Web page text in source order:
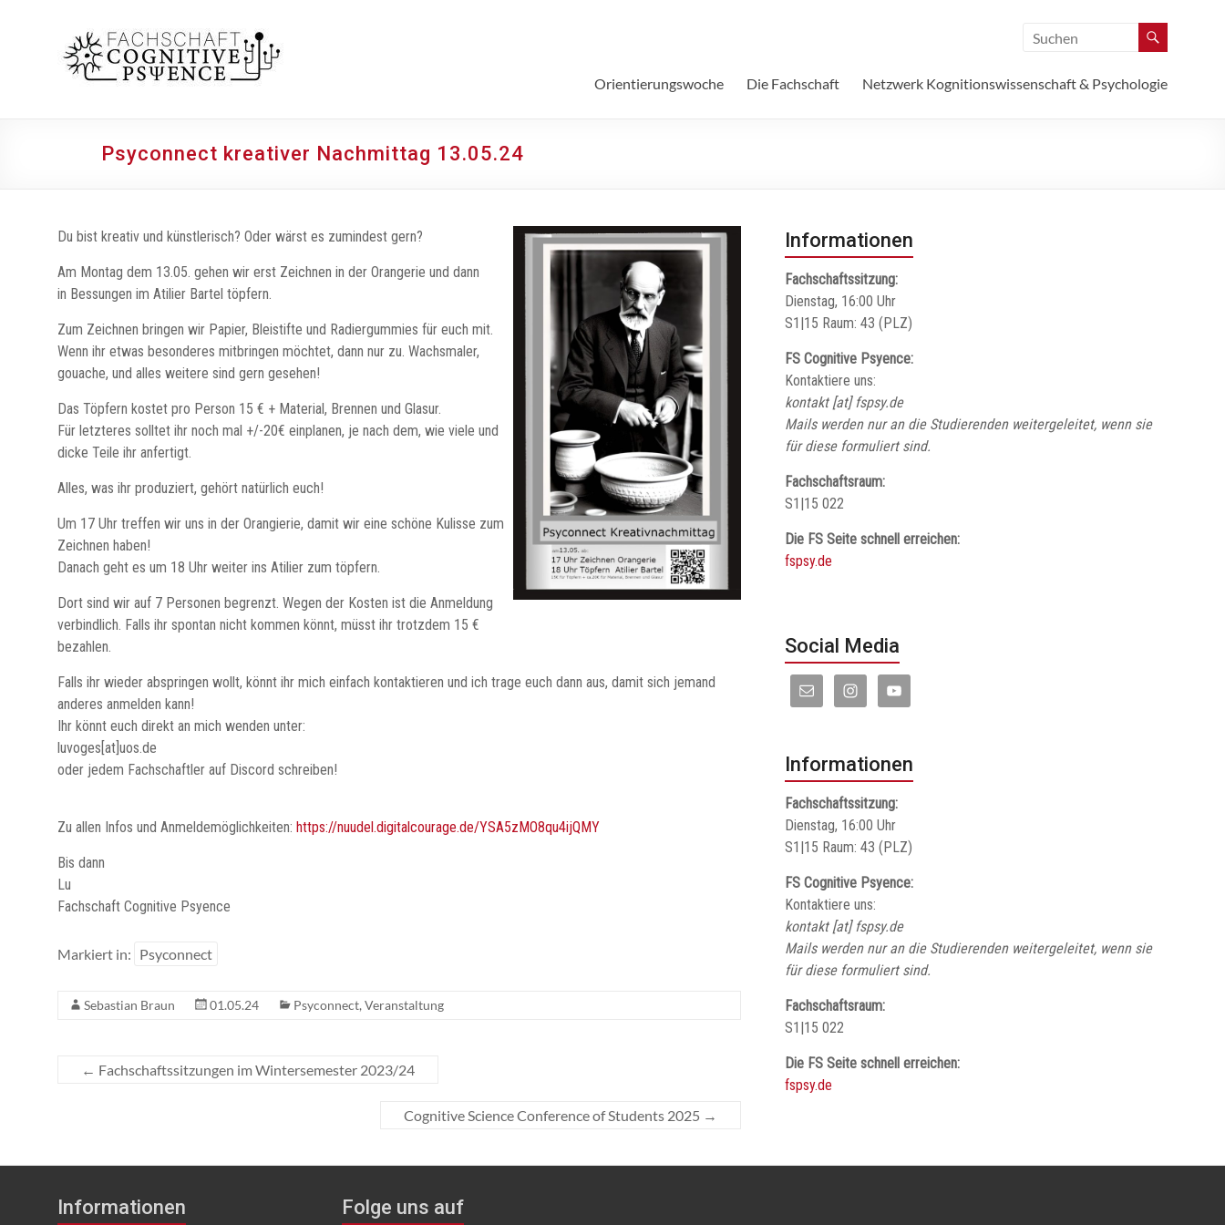
Fachschaft
Cognitive
&
am
Institut
Psychologie
des
Fachbereichs
für
Humanwissenschaften
an
TU
Orientierungswoche Die Fachschaft Netzwerk Kognitionswissenschaft & Psychologie
Psyconnect kreativer Nachmittag 13.05.24
Du bist kreativ und künstlerisch? Oder wärst es zumindest gern?
Am Montag dem 13.05. gehen wir erst Zeichnen in der Orangerie und dann
in Bessungen im Atilier Bartel töpfern.
Zum Zeichnen bringen wir Papier, Bleistifte und Radiergummies für euch mit.
Wenn ihr etwas besonderes mitbringen möchtet, dann nur zu. Wachsmaler,
gouache, und alles weitere sind gern gesehen!
Das Töpfern kostet pro Person 15 € + Material, Brennen und Glasur.
Für letzteres solltet ihr noch mal +/-20€ einplanen, je nach dem, wie viele und
dicke Teile ihr anfertigt.
Alles, was ihr produziert, gehört natürlich euch!
Um 17 Uhr treffen wir uns in der Orangierie, damit wir eine schöne Kulisse zum
Zeichnen haben!
Danach geht es um 18 Uhr weiter ins Atilier zum töpfern.
Dort sind wir auf 7 Personen begrenzt. Wegen der Kosten ist die Anmeldung
verbindlich. Falls ihr spontan nicht kommen könnt, müsst ihr trotzdem 15 €
bezahlen.
Falls ihr wieder abspringen wollt, könnt ihr mich einfach kontaktieren und ich trage euch dann aus, damit sich jemand
anderes anmelden kann!
Ihr könnt euch direkt an mich wenden unter:
luvoges[at]uos.de
oder jedem Fachschaftler auf Discord schreiben!
Zu allen Infos und Anmeldemöglichkeiten: https://nuudel.digitalcourage.de/YSA5zMO8qu4ijQMY
Bis dann
Lu
Fachschaft Cognitive Psyence
Markiert in: Psyconnect
Sebastian Braun 01.05.24 Psyconnect, Veranstaltung
← Fachschaftssitzungen im Wintersemester 2023/24
Cognitive Science Conference of Students 2025 →
Informationen
Fachschaftssitzung:
Dienstag, 16:00 Uhr
S1|15 Raum: 43 (PLZ)
FS Cognitive Psyence:
Kontaktiere uns:
kontakt [at] fspsy.de
Mails werden nur an die Studierenden weitergeleitet, wenn sie
für diese formuliert sind.
Fachschaftsraum:
S1|15 022
Die FS Seite schnell erreichen:
fspsy.de
Social Media
Informationen
Fachschaftssitzung:
Dienstag, 16:00 Uhr
S1|15 Raum: 43 (PLZ)
FS Cognitive Psyence:
Kontaktiere uns:
kontakt [at] fspsy.de
Mails werden nur an die Studierenden weitergeleitet, wenn sie
für diese formuliert sind.
Fachschaftsraum:
S1|15 022
Die FS Seite schnell erreichen:
fspsy.de
Informationen Folge uns auf